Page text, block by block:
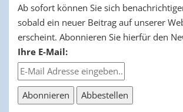
Ab sofort können Sie sich
sobald ein neuer Beitrag auf unserer
erscheint. Abonnieren Sie hierfür den
Ihre E-Mail: